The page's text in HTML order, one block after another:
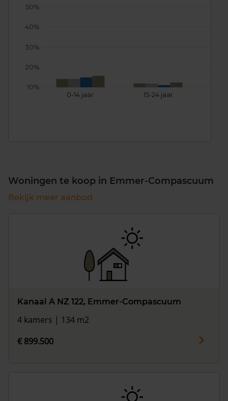
0-14 jaar 15-24 jaar
10%
20%
30%
40%
50%
Woningen te koop in Emmer-Compascuum
Bekijk meer aanbod
Kanaal A NZ 122, Emmer-Compascuum
4 kamers | 134 m2
€ 899.500